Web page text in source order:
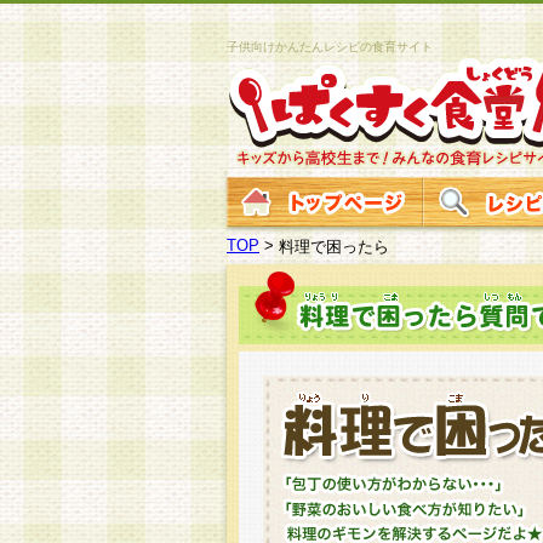
子供向けかんたんレシピの食育サイト
TOP > 料理で困ったら